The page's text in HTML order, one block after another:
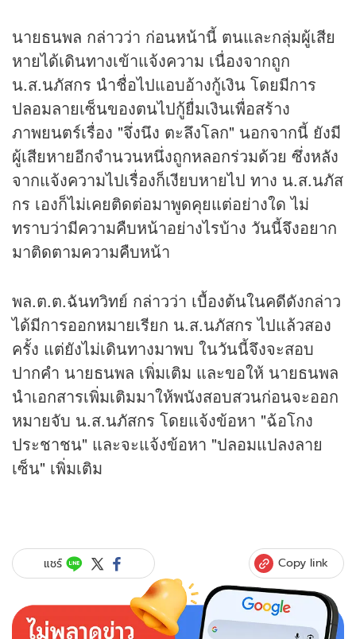
นายธนพล กล่าวว่า ก่อนหน้านี้ ตนและกลุ่มผู้เสีย
หายได้เดินทางเข้าแจ้งความ เนื่องจากถูก
น.ส.นภัสกร นำชื่อไปแอบอ้างกู้เงิน โดยมีการ
ปลอมลายเซ็นของตนไปกู้ยื่มเงินเพื่อสร้าง
ภาพยนตร์เรื่อง "จึ่งนึง ตะลึงโลก" นอกจากนี้ ยังมี
ผู้เสียหายอีกจำนวนหนึ่งถูกหลอกร่วมด้วย ซึ่งหลัง
จากแจ้งความไปเรื่องก็เงียบหายไป ทาง น.ส.นภัส
กร เองก็ไม่เคยติดต่อมาพูดคุยแต่อย่างใด ไม่
ทราบว่ามีความคืบหน้าอย่างไรบ้าง วันนี้จึงอยาก
มาติดตามความคืบหน้า
พล.ต.ต.ฉันทวิทย์ กล่าวว่า เบื้องต้นในคดีดังกล่าว
ได้มีการออกหมายเรียก น.ส.นภัสกร ไปแล้วสอง
ครั้ง แต่ยังไม่เดินทางมาพบ ในวันนี้จึงจะสอบ
ปากคำ นายธนพล เพิ่มเติม และขอให้ นายธนพล
นำเอกสารเพิ่มเติมมาให้พนังสอบสวนก่อนจะออก
หมายจับ น.ส.นภัสกร โดยแจ้งข้อหา "ฉ้อโกง
ประชาชน" และจะแจ้งข้อหา "ปลอมแปลงลาย
เซ็น" เพิ่มเติม
แชร์ Copy link